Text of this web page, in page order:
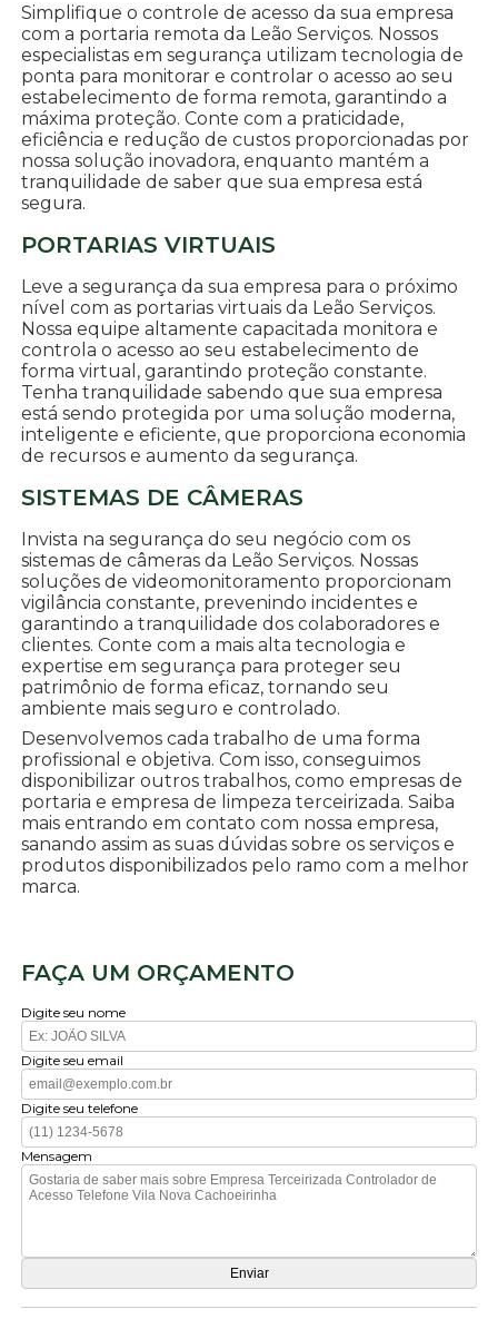
Simplifique o controle de acesso da sua empresa
com a portaria remota da Leão Serviços. Nossos
especialistas em segurança utilizam tecnologia de
ponta para monitorar e controlar o acesso ao seu
estabelecimento de forma remota, garantindo a
máxima proteção. Conte com a praticidade,
eficiência e redução de custos proporcionadas por
nossa solução inovadora, enquanto mantém a
tranquilidade de saber que sua empresa está
segura.
PORTARIAS VIRTUAIS
Leve a segurança da sua empresa para o próximo
nível com as portarias virtuais da Leão Serviços.
Nossa equipe altamente capacitada monitora e
controla o acesso ao seu estabelecimento de
forma virtual, garantindo proteção constante.
Tenha tranquilidade sabendo que sua empresa
está sendo protegida por uma solução moderna,
inteligente e eficiente, que proporciona economia
de recursos e aumento da segurança.
SISTEMAS DE CÂMERAS
Invista na segurança do seu negócio com os
sistemas de câmeras da Leão Serviços. Nossas
soluções de videomonitoramento proporcionam
vigilância constante, prevenindo incidentes e
garantindo a tranquilidade dos colaboradores e
clientes. Conte com a mais alta tecnologia e
expertise em segurança para proteger seu
patrimônio de forma eficaz, tornando seu
ambiente mais seguro e controlado.
Desenvolvemos cada trabalho de uma forma
profissional e objetiva. Com isso, conseguimos
disponibilizar outros trabalhos, como empresas de
portaria e empresa de limpeza terceirizada. Saiba
mais entrando em contato com nossa empresa,
sanando assim as suas dúvidas sobre os serviços e
produtos disponibilizados pelo ramo com a melhor
marca.
FAÇA UM ORÇAMENTO
Digite seu nome
Digite seu email
Digite seu telefone
Mensagem